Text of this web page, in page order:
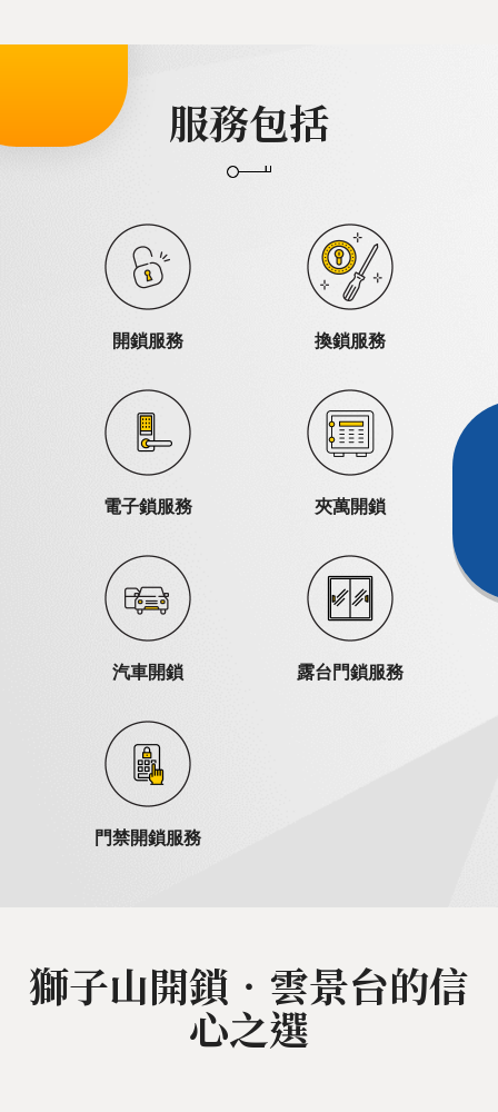
服務包括
開鎖服務 換鎖服務
電子鎖服務 夾萬開鎖
汽車開鎖 露台門鎖服務
門禁開鎖服務
獅子山開鎖‧雲景台的信
心之選